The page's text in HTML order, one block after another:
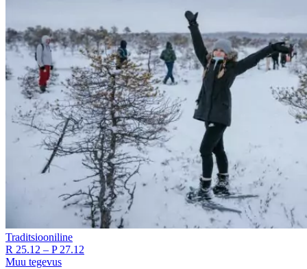
Traditsiooniline
R 25.12 – P 27.12
Muu tegevus